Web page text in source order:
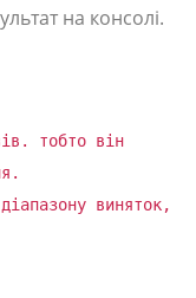
на консолі.
тобто він
виняток,